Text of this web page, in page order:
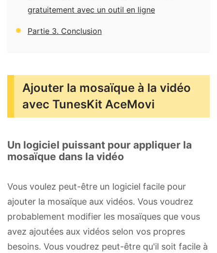
gratuitement avec un outil en ligne
Partie 3. Conclusion
Ajouter la mosaïque à la vidéo
avec TunesKit AceMovi
Un logiciel puissant pour appliquer la
mosaïque dans la vidéo
Vous voulez peut-être un logiciel facile pour
ajouter la mosaïque aux vidéos. Vous voudrez
probablement modifier les mosaïques que vous
avez ajoutées aux vidéos selon vos propres
besoins. Vous voudrez peut-être qu'il soit facile à